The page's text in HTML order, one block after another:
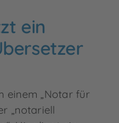
ein
einem „Notar für
„notariell